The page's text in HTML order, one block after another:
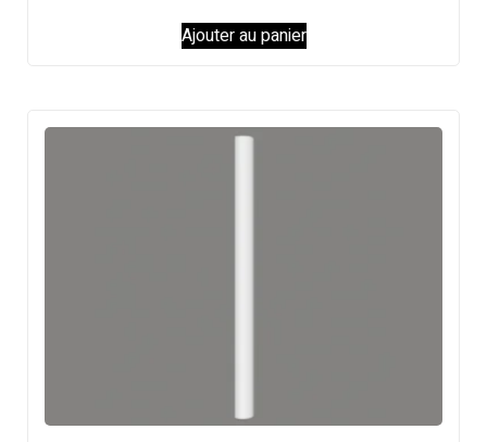
Ajouter au panier